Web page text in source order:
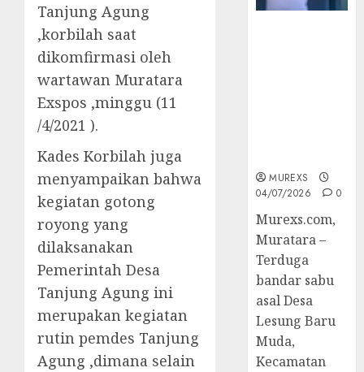
Tanjung Agung
,korbilah saat
dikomfirmasi oleh
wartawan Muratara
Exspos ,minggu (11
/4/2021 ).
Kades Korbilah juga
menyampaikan bahwa
kegiatan gotong
royong yang
dilaksanakan
Pemerintah Desa
Tanjung Agung ini
merupakan kegiatan
rutin pemdes Tanjung
Agung ,dimana selain
MUREXS
04/07/2026
0
Murexs.com,
Muratara –
Terduga
bandar sabu
asal Desa
Lesung Baru
Muda,
Kecamatan